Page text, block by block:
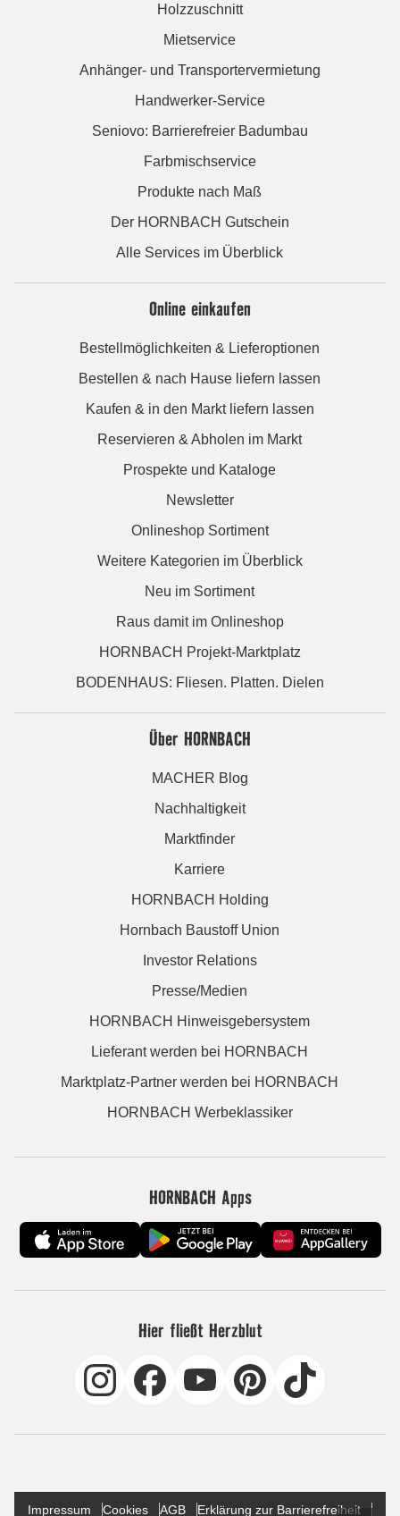
Holzzuschnitt
Mietservice
Anhänger- und Transportervermietung
Handwerker-Service
Seniovo: Barrierefreier Badumbau
Farbmischservice
Produkte nach Maß
Der HORNBACH Gutschein
Alle Services im Überblick
Online einkaufen
Bestellmöglichkeiten & Lieferoptionen
Bestellen & nach Hause liefern lassen
Kaufen & in den Markt liefern lassen
Reservieren & Abholen im Markt
Prospekte und Kataloge
Newsletter
Onlineshop Sortiment
Weitere Kategorien im Überblick
Neu im Sortiment
Raus damit im Onlineshop
HORNBACH Projekt-Marktplatz
BODENHAUS: Fliesen. Platten. Dielen
Über HORNBACH
MACHER Blog
Nachhaltigkeit
Marktfinder
Karriere
HORNBACH Holding
Hornbach Baustoff Union
Investor Relations
Presse/Medien
HORNBACH Hinweisgebersystem
Lieferant werden bei HORNBACH
Marktplatz-Partner werden bei HORNBACH
HORNBACH Werbeklassiker
HORNBACH Apps
Hier fließt Herzblut
Impressum Cookies AGB Erklärung zur Barrierefreiheit